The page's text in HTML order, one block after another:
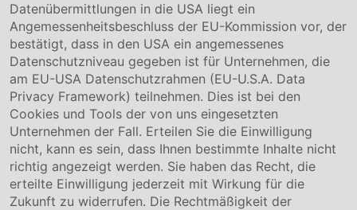
Über uns
Compliance
Hinweisgebersystem
Karriere
Service & Kontakt
Kontakt
Downloads
Garantiebedingungen
Zertifikate
Datenübermittlungen in die USA liegt ein
Angemessenheitsbeschluss der EU-Kommission vor, der
bestätigt, dass in den USA ein angemessenes
Datenschutzniveau gegeben ist für Unternehmen, die
am EU-USA Datenschutzrahmen (EU-U.S.A. Data
Privacy Framework) teilnehmen. Dies ist bei den
Cookies und Tools der von uns eingesetzten
Unternehmen der Fall. Erteilen Sie die Einwilligung
nicht, kann es sein, dass Ihnen bestimmte Inhalte nicht
richtig angezeigt werden. Sie haben das Recht, die
erteilte Einwilligung jederzeit mit Wirkung für die
Zukunft zu widerrufen. Die Rechtmäßigkeit der